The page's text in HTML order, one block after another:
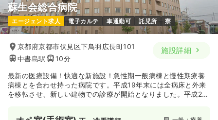
蘇生会総合病院
エージェント求人 電子カルテ 車通勤可 託児所 寮
京都府京都市伏見区下鳥羽広長町101
中書島駅
10分
施設詳細
最新の医療設備！快適な新施設！急性期一般病棟と慢性期療養
病棟とを合わせ持った病院です。平成19年末には全病床と外来
を移転させ、新しい建物での診療が開始となりました。平成20